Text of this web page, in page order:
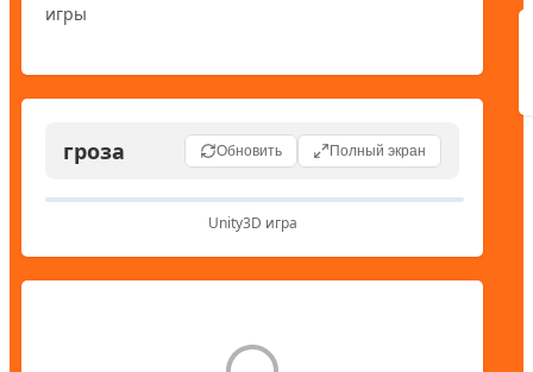
игры
гроза Обновить Полный экран
🎮
Unity3D игра